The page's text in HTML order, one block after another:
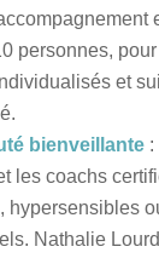
personnes,
et
bienveillante:
les coachs
hypersensibles
Nathalie